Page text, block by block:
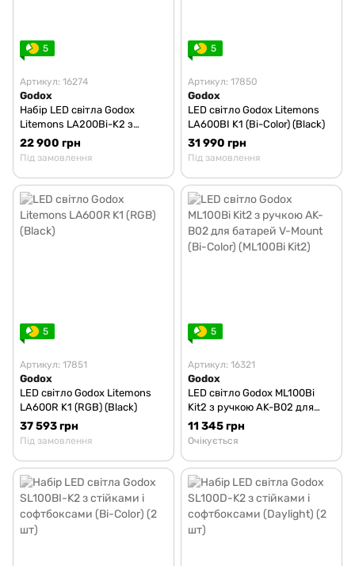
5
Артикул: 16274
Godox
Набір LED світла Godox
Litemons LA200Bi-K2 з
стійками і софтбоксами (Bi-
Color) (2 шт)
22 900 грн
Під замовлення
5
Артикул: 17850
Godox
LED світло Godox Litemons
LA600BI K1 (Bi-Color) (Black)
31 990 грн
Під замовлення
5
Артикул: 17851
Godox
LED світло Godox Litemons
LA600R K1 (RGB) (Black)
37 593 грн
Під замовлення
5
Артикул: 16321
Godox
LED світло Godox ML100Bi
Kit2 з ручкою AK-B02 для
батарей V-Mount (Bi-Color)
(ML100Bi Kit2)
11 345 грн
Очікується